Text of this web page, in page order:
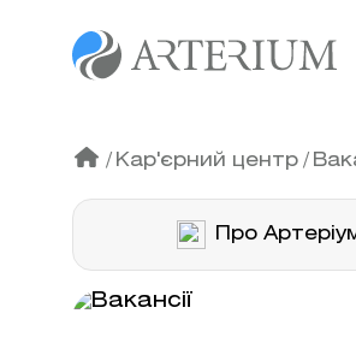
/ Кар'єрний центр /
Про